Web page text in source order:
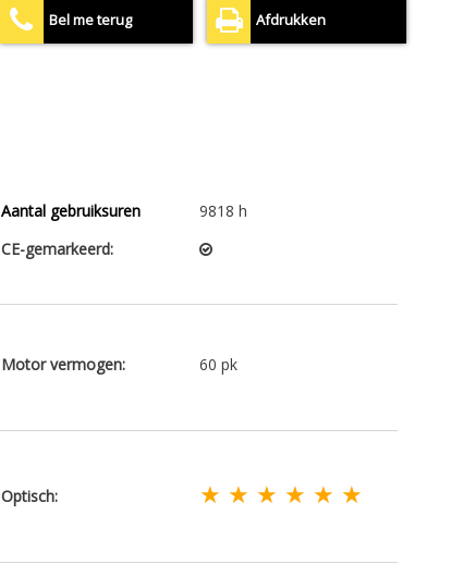
Bel me terug Afdrukken
Aantal gebruiksuren
9818 h
CE-gemarkeerd:
Motor vermogen: 60 pk
Optisch: ★ ★ ★ ★ ★ ★